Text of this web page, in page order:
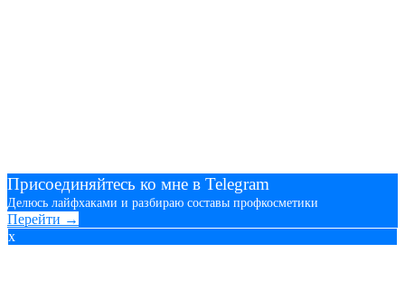
Присоединяйтесь ко мне в Telegram
Делюсь лайфхаками и разбираю составы профкосметики
Перейти →
x